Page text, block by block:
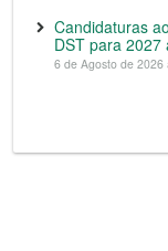
Candidaturas
DST para 2027
6 de Agosto de 2026